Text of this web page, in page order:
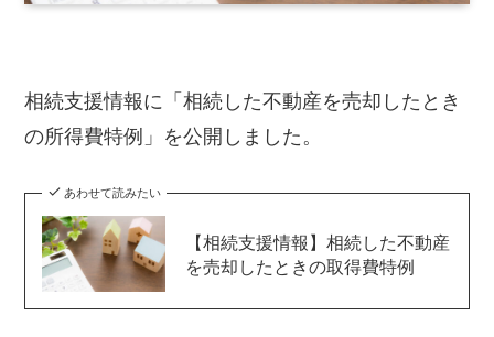
相続支援情報に「相続した不動産を売却したとき
の所得費特例」を公開しました。
あわせて読みたい
【相続支援情報】相続した不動産
を売却したときの取得費特例